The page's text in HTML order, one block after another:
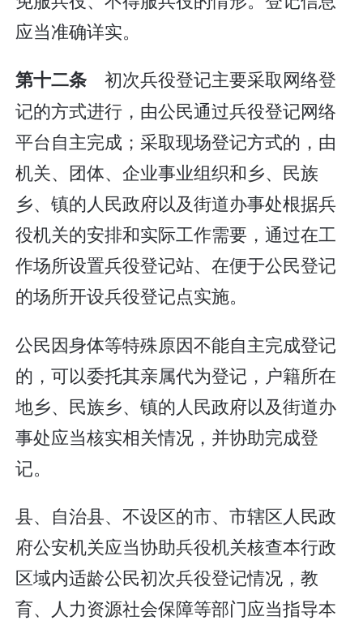
应当准确详实。
第十二条初次兵役登记主要采取网络登
记的方式进行，由公民通过兵役登记网络
平台自主完成；采取现场登记方式的，由
机关、团体、企业事业组织和乡、民族
乡、镇的人民政府以及街道办事处根据兵
役机关的安排和实际工作需要，通过在工
作场所设置兵役登记站、在便于公民登记
的场所开设兵役登记点实施。
公民因身体等特殊原因不能自主完成登记
的，可以委托其亲属代为登记，户籍所在
地乡、民族乡、镇的人民政府以及街道办
事处应当核实相关情况，并协助完成登
记。
县、自治县、不设区的市、市辖区人民政
府公安机关应当协助兵役机关核查本行政
区域内适龄公民初次兵役登记情况，教
育、人力资源社会保障等部门应当指导本